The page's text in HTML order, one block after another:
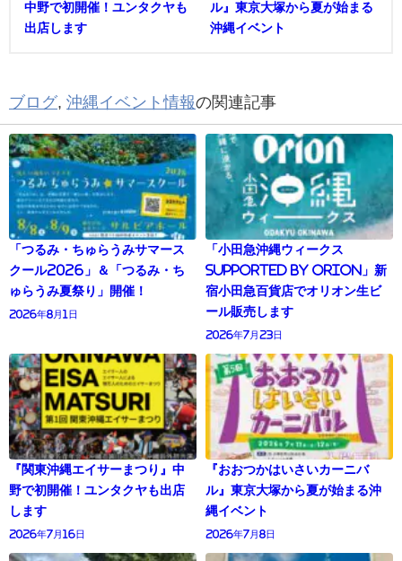
中野で初開催！ユンタクヤも
出店します
ル』東京大塚から夏が始まる
沖縄イベント
ブログ, 沖縄イベント情報の関連記事
「つるみ・ちゅらうみサマース
クール2026」＆「つるみ・ち
ゅらうみ夏祭り」開催！
2026年8月1日
「小田急沖縄ウィークス
supported by Orion」新
宿小田急百貨店でオリオン生ビ
ール販売します
2026年7月23日
『関東沖縄エイサーまつり』中
野で初開催！ユンタクヤも出店
します
2026年7月16日
『おおつかはいさいカーニバ
ル』東京大塚から夏が始まる沖
縄イベント
2026年7月8日